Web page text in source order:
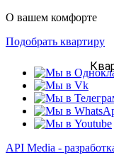
О вашем комфорте
Подобрать квартиру
API Media -